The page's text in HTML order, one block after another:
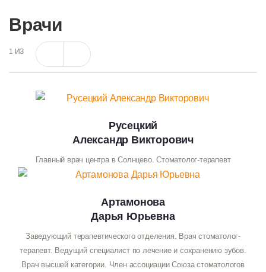
Врачи
1 ИЗ
Русецкий
Александр Викторович
Главный врач центра в Солнцево. Стоматолог-терапевт
Артамонова
Дарья Юрьевна
Заведующий терапевтического отделения. Врач стоматолог-
терапевт. Ведущий специалист по лечение и сохранению зубов.
Врач высшей категории. Член ассоциации Союза стоматологов